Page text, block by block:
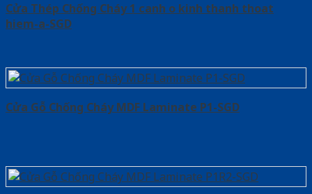
Cửa Thép Chống Cháy 1 canh o kinh thanh thoat
hiem-a-SGD
Cửa Gỗ Chống Cháy MDF Laminate P1-SGD